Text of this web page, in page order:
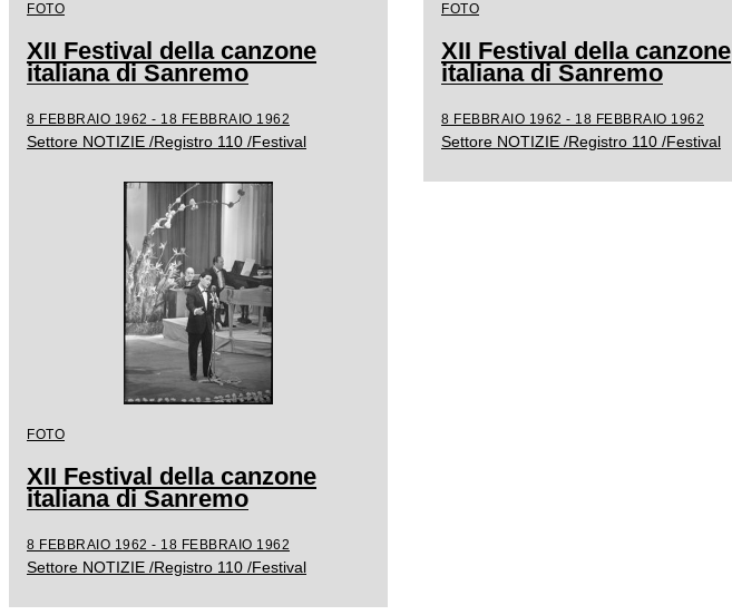
FOTO
XII Festival della canzone
italiana di Sanremo
8 FEBBRAIO 1962 - 18 FEBBRAIO 1962
Settore NOTIZIE /Registro 110 /Festival
FOTO
XII Festival della canzone
italiana di Sanremo
8 FEBBRAIO 1962 - 18 FEBBRAIO 1962
Settore NOTIZIE /Registro 110 /Festival
FOTO
XII Festival della canzone
italiana di Sanremo
8 FEBBRAIO 1962 - 18 FEBBRAIO 1962
Settore NOTIZIE /Registro 110 /Festival